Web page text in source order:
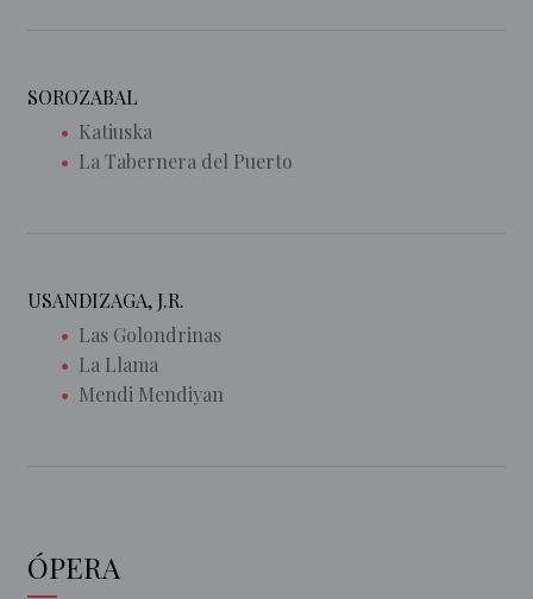
SOROZABAL
Katiuska
La Tabernera del Puerto
USANDIZAGA, J.R.
Las Golondrinas
La Llama
Mendi Mendiyan
ÓPERA